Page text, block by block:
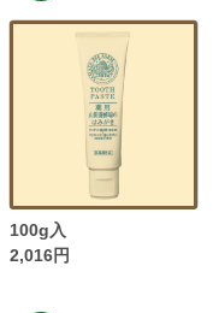
100g入
2,016円